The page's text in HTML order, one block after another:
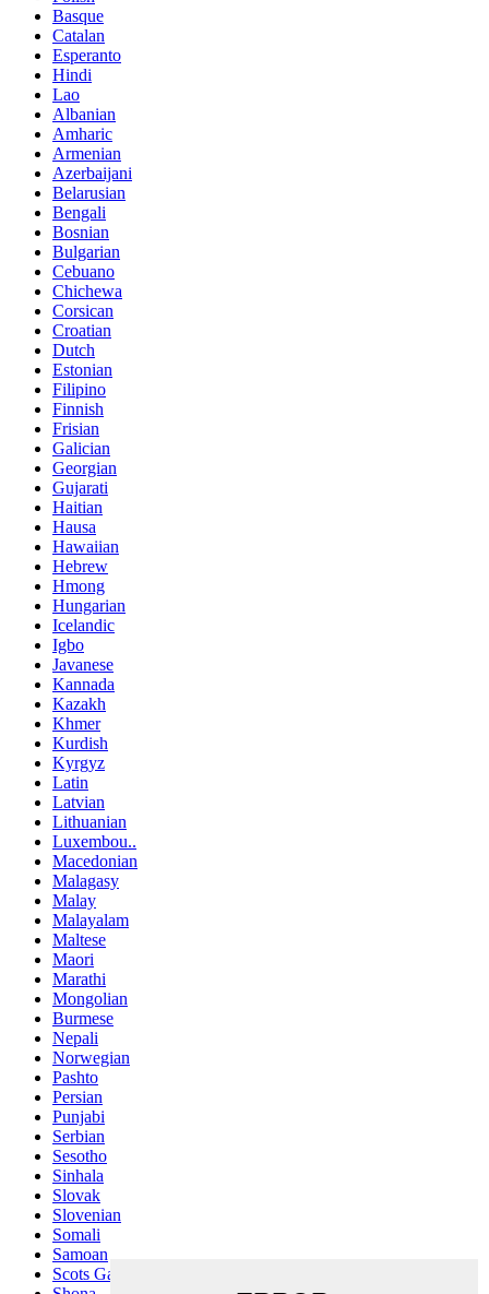
Basque
Catalan
Esperanto
Hindi
Lao
Albanian
Amharic
Armenian
Azerbaijani
Belarusian
Bengali
Bosnian
Bulgarian
Cebuano
Chichewa
Corsican
Croatian
Dutch
Estonian
Filipino
Finnish
Frisian
Galician
Georgian
Gujarati
Haitian
Hausa
Hawaiian
Hebrew
Hmong
Hungarian
Icelandic
Igbo
Javanese
Kannada
Kazakh
Khmer
Kurdish
Kyrgyz
Latin
Latvian
Lithuanian
Luxembou..
Macedonian
Malagasy
Malay
Malayalam
Maltese
Maori
Marathi
Mongolian
Burmese
Nepali
Norwegian
Pashto
Persian
Punjabi
Serbian
Sesotho
Sinhala
Slovak
Slovenian
Somali
Samoan
Scots Gaelic